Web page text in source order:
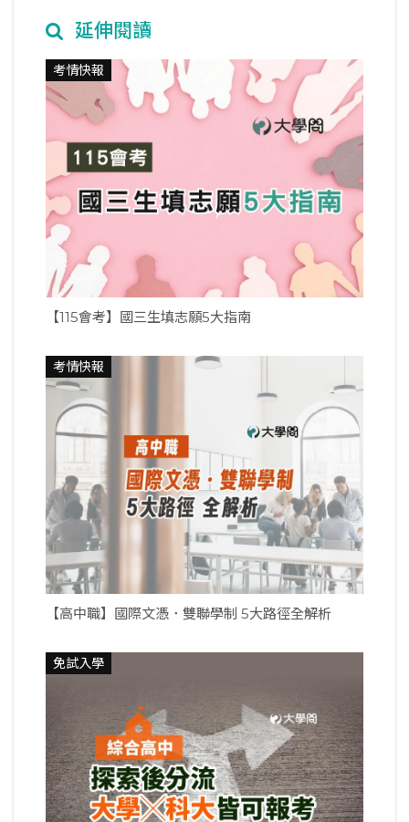
延伸閱讀
考情快報
【115會考】國三生填志願5大指南
考情快報
【高中職】國際文憑．雙聯學制 5大路徑全解析
免試入學